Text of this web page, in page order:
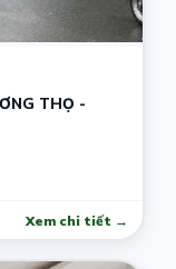
THỌ -
Xem chi tiết →